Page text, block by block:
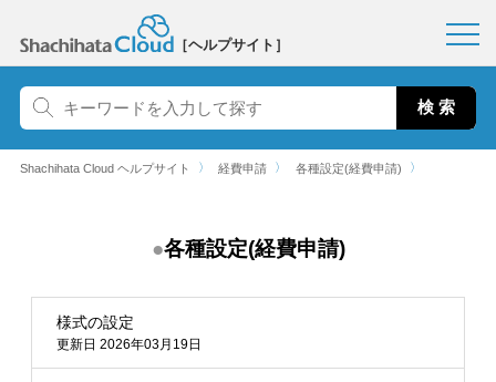
［ヘルプサイト］
Shachihata Cloud ヘルプサイト 〉 経費申請 〉 各種設定(経費申請) 〉
各種設定(経費申請)
様式の設定
更新日 2026年03月19日